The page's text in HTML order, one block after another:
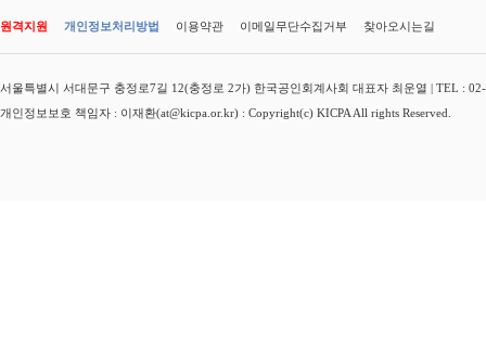
원격지원 개인정보처리방법 이용약관 이메일무단수집거부 찾아오시는길
서울특별시 서대문구 충정로7길 12(충정로 2가) 한국공인회계사회 대표자 최운열 | TEL :
개인정보보호 책임자 : 이재환(at@kicpa.or.kr) : Copyright(c) KICPA All rights Reserved.